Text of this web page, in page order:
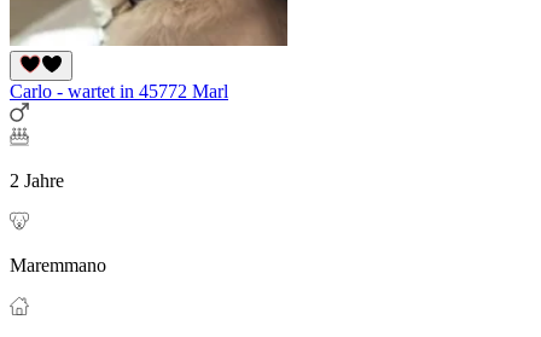
Carlo - wartet in 45772 Marl
2 Jahre
Maremmano